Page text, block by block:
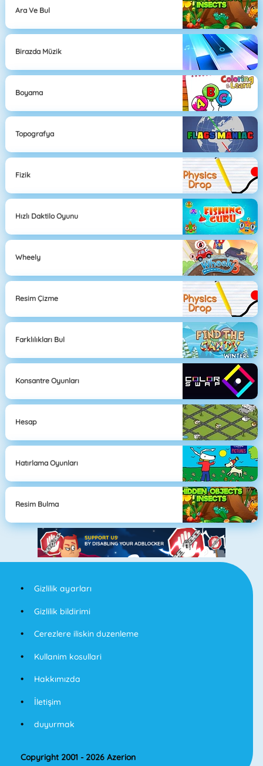
Ara Ve Bul
Birazda Müzik
Boyama
Topografya
Fizik
Hızlı Daktilo Oyunu
Wheely
Resim Çizme
Farklılıkları Bul
Konsantre Oyunları
Hesap
Hatırlama Oyunları
Resim Bulma
Gizlilik ayarları
Gizlilik bildirimi
Cerezlere iliskin duzenleme
Kullanim kosullari
Hakkımızda
İletişim
duyurmak
Copyright 2001 - 2026 Azerion